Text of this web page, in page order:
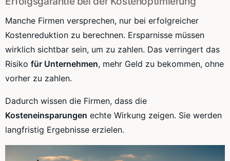
Manche Firmen versprechen, nur bei erfolgreicher
Kostenreduktion zu berechnen. Ersparnisse müssen
wirklich sichtbar sein, um zu zahlen. Das verringert das
Risiko für Unternehmen, mehr Geld zu bekommen, ohne
vorher zu zahlen.
Dadurch wissen die Firmen, dass die
Kosteneinsparungen echte Wirkung zeigen. Sie werden
langfristig Ergebnisse erzielen.